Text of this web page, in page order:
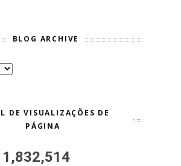
BLOG ARCHIVE
DE VISUALIZAÇÕES DE
PÁGINA
1,832,514